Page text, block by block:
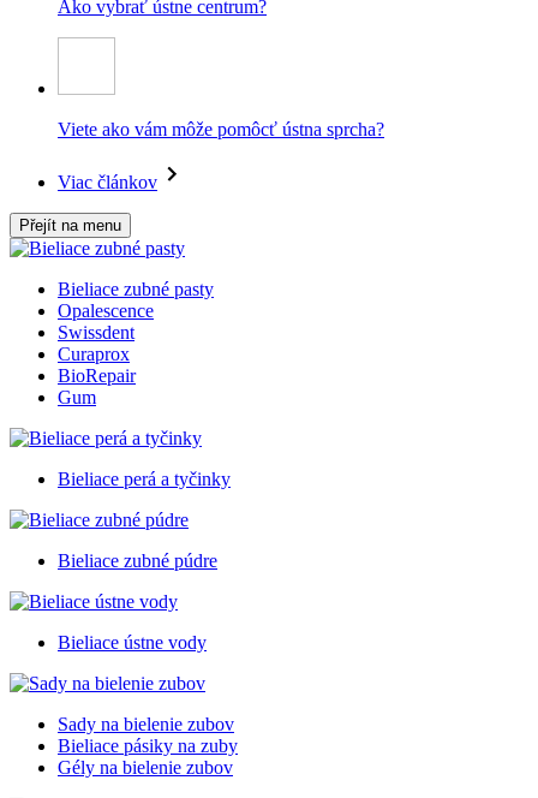
Ako vybrať ústne centrum?
Viete ako vám môže pomôcť ústna sprcha?
Viac článkov
Přejít na menu
Bieliace zubné pasty
Opalescence
Swissdent
Curaprox
BioRepair
Gum
Bieliace perá a tyčinky
Bieliace zubné púdre
Bieliace ústne vody
Sady na bielenie zubov
Bieliace pásiky na zuby
Gély na bielenie zubov